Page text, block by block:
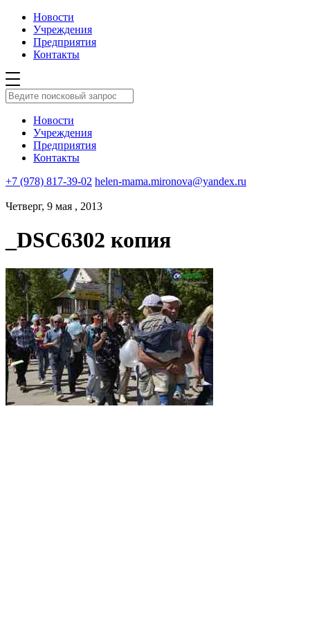
Новости
Учреждения
Предприятия
Контакты
Новости
Учреждения
Предприятия
Контакты
+7 (978) 817-39-02 helen-mama.mironova@yandex.ru
Четверг, 9 мая , 2013
_DSC6302 копия